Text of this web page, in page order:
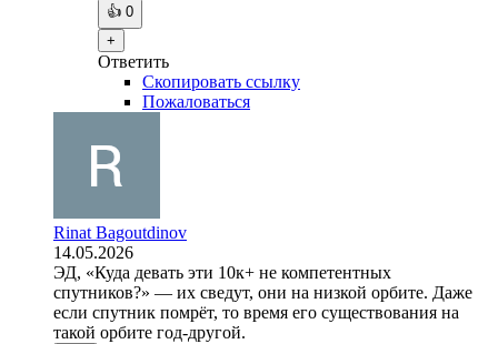
👍 0
+
Ответить
Скопировать ссылку
Пожаловаться
Rinat Bagoutdinov
14.05.2026
ЭД, «Куда девать эти 10к+ не компетентных
спутников?» — их сведут, они на низкой орбите. Даже
если спутник помрёт, то время его существования на
такой орбите год-другой.